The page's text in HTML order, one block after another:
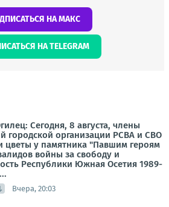
НА МАКС
НА TELEGRAM
Сегодня, 8 августа, члены
городской организации РСВА и СВО
цветы у памятника "Павшим героям
войны за свободу и
Республики Южная Осетия 1989-
Вчера, 20:03